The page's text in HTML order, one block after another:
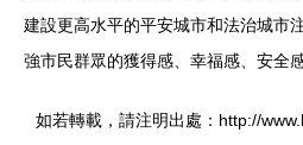
建設更高水平的平安城市和法治城市
強市民群眾的獲得感、幸福感、安全感
如若轉載，請注明出處：http://